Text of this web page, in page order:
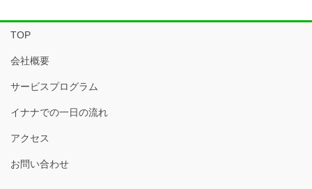
TOP
会社概要
サービスプログラム
イナナでの一日の流れ
アクセス
お問い合わせ